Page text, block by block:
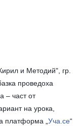
и Методий", гр.
проведоха
– част от
на урока,
платформа „Уча.се“